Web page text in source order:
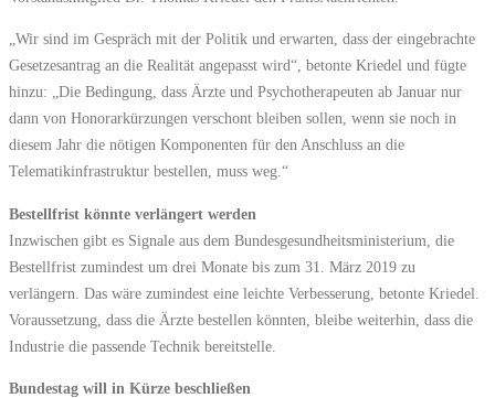
„Wir sind im Gespräch mit der Politik und erwarten, dass der eingebrachte
Gesetzesantrag an die Realität angepasst wird“, betonte Kriedel und fügte
hinzu: „Die Bedingung, dass Ärzte und Psychotherapeuten ab Januar nur
dann von Honorarkürzungen verschont bleiben sollen, wenn sie noch in
diesem Jahr die nötigen Komponenten für den Anschluss an die
Telematikinfrastruktur bestellen, muss weg.“
Bestellfrist könnte verlängert werden
Inzwischen gibt es Signale aus dem Bundesgesundheitsministerium, die
Bestellfrist zumindest um drei Monate bis zum 31. März 2019 zu
verlängern. Das wäre zumindest eine leichte Verbesserung, betonte Kriedel.
Voraussetzung, dass die Ärzte bestellen könnten, bleibe weiterhin, dass die
Industrie die passende Technik bereitstelle.
Bundestag will in Kürze beschließen